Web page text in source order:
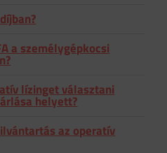
a személygépkocsi
lízinget választani
helyett?
az operatív